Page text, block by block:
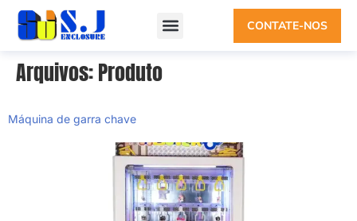
CONTATE-NOS
Arquivos:Produto
Máquina de garra chave